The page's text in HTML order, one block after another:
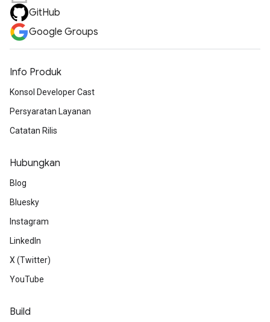
GitHub
Google Groups
Info Produk
Konsol Developer Cast
Persyaratan Layanan
Catatan Rilis
Hubungkan
Blog
Bluesky
Instagram
LinkedIn
X (Twitter)
YouTube
Build